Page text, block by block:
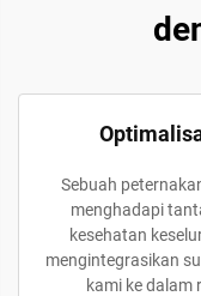
Sebuah
menghadapi
kesehatan
mengintegrasikan
kami ke dalam